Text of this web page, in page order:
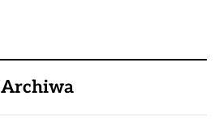
Archiwa